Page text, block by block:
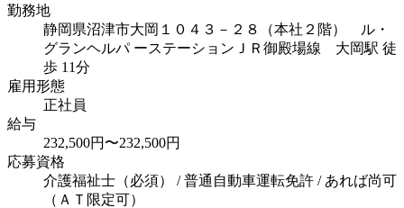
勤務地
静岡県沼津市大岡１０４３－２８（本社２階） ル・
グランヘルパ ーステーション ＪＲ御殿場線 大岡駅 徒
歩 11分
雇用形態
正社員
給与
232,500円〜232,500円
応募資格
介護福祉士（必須） / 普通自動車運転免許 / あれば尚可
（ＡＴ限定可）